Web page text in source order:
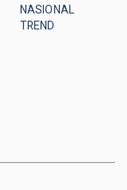
NASIONAL
TREND